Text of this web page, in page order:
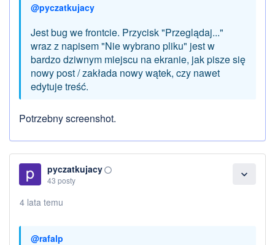
@pyczatkujacy
Jest bug we frontcie. Przycisk "Przeglądaj..."
wraz z napisem "Nie wybrano pliku" jest w
bardzo dziwnym miejscu na ekranie, jak pisze się
nowy post / zakłada nowy wątek, czy nawet
edytuje treść.
Potrzebny screenshot.
expand_more
pyczatkujacy panorama_fish_eye
43 posty
4 lata temu
@rafalp